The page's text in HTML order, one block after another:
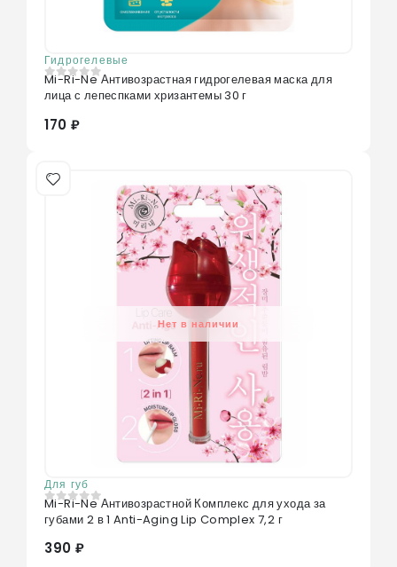
Гидрогелевые
0из 5
Mi-Ri-Ne Антивозрастная гидрогелевая маска для
лица с лепеспками хризантемы 30 г
170 ₽
Нет в наличии
Для губ
0из 5
Mi-Ri-Ne Антивозрастной Комплекс для ухода за
губами 2 в 1 Anti-Aging Lip Complex 7,2 г
390 ₽